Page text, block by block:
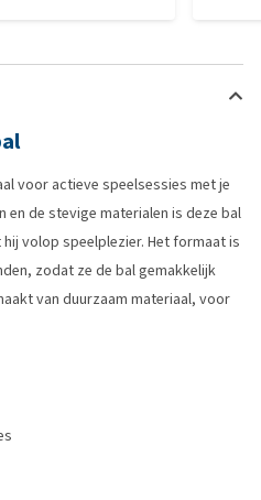
voor actieve speelsessies met je
en de stevige materialen is deze bal
volop speelplezier. Het formaat is
zodat ze de bal gemakkelijk
van duurzaam materiaal, voor